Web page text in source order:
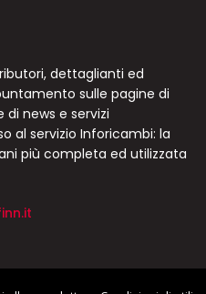
dettaglianti ed
sulle pagine di
di news e servizi
al servizio Inforicambi: la
più completa ed utilizzata